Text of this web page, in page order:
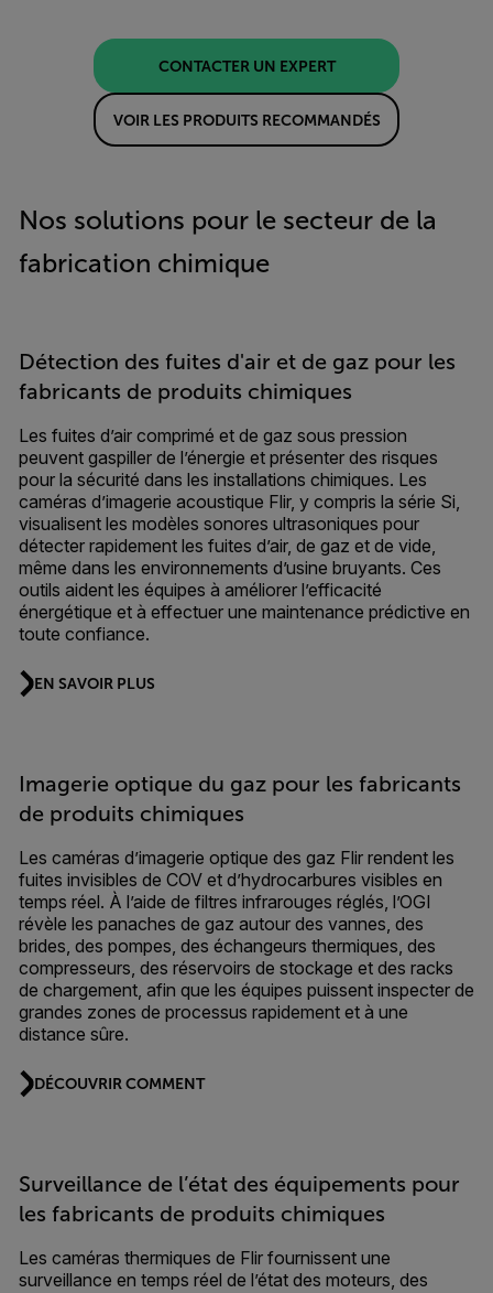
CONTACTER UN EXPERT
VOIR LES PRODUITS RECOMMANDÉS
Nos solutions pour le secteur de la
fabrication chimique
Détection des fuites d'air et de gaz pour les
fabricants de produits chimiques
Les fuites d’air comprimé et de gaz sous pression
peuvent gaspiller de l’énergie et présenter des risques
pour la sécurité dans les installations chimiques. Les
caméras d’imagerie acoustique Flir, y compris la série Si,
visualisent les modèles sonores ultrasoniques pour
détecter rapidement les fuites d’air, de gaz et de vide,
même dans les environnements d’usine bruyants. Ces
outils aident les équipes à améliorer l’efficacité
énergétique et à effectuer une maintenance prédictive en
toute confiance.
EN SAVOIR PLUS
Imagerie optique du gaz pour les fabricants
de produits chimiques
Les caméras d’imagerie optique des gaz Flir rendent les
fuites invisibles de COV et d’hydrocarbures visibles en
temps réel. À l’aide de filtres infrarouges réglés, l’OGI
révèle les panaches de gaz autour des vannes, des
brides, des pompes, des échangeurs thermiques, des
compresseurs, des réservoirs de stockage et des racks
de chargement, afin que les équipes puissent inspecter de
grandes zones de processus rapidement et à une
distance sûre.
DÉCOUVRIR COMMENT
Surveillance de l’état des équipements pour
les fabricants de produits chimiques
Les caméras thermiques de Flir fournissent une
surveillance en temps réel de l’état des moteurs, des